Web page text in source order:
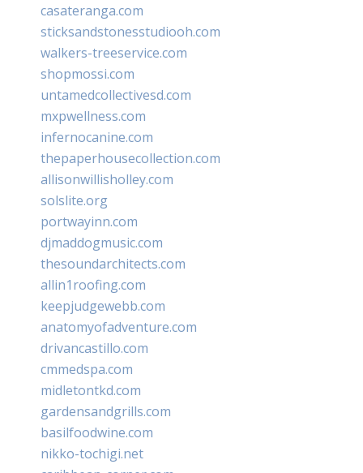
casateranga.com
sticksandstonesstudiooh.com
walkers-treeservice.com
shopmossi.com
untamedcollectivesd.com
mxpwellness.com
infernocanine.com
thepaperhousecollection.com
allisonwillisholley.com
solslite.org
portwayinn.com
djmaddogmusic.com
thesoundarchitects.com
allin1roofing.com
keepjudgewebb.com
anatomyofadventure.com
drivancastillo.com
cmmedspa.com
midletontkd.com
gardensandgrills.com
basilfoodwine.com
nikko-tochigi.net